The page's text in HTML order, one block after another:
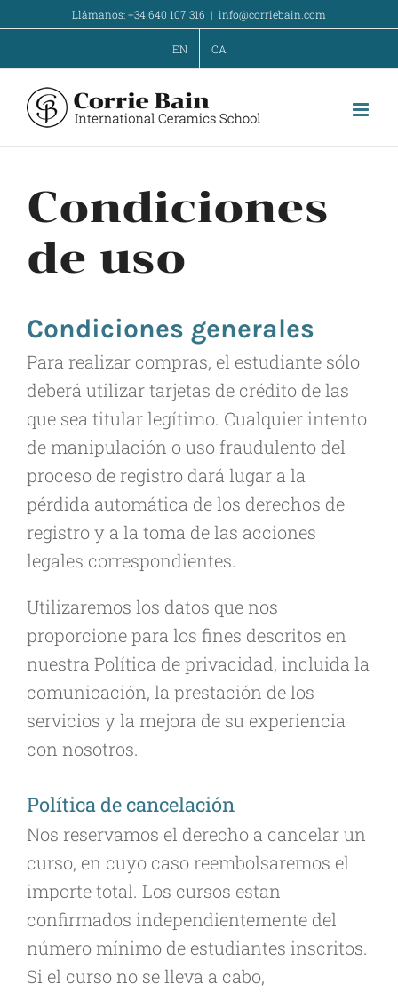
content
Llámanos: +34 640 107 316 | info@corriebain.com
EN CA
Condiciones
de uso
Condiciones generales
Para realizar compras, el estudiante sólo
deberá utilizar tarjetas de crédito de las
que sea titular legítimo. Cualquier intento
de manipulación o uso fraudulento del
proceso de registro dará lugar a la
pérdida automática de los derechos de
registro y a la toma de las acciones
legales correspondientes.
Utilizaremos los datos que nos
proporcione para los fines descritos en
nuestra Política de privacidad, incluida la
comunicación, la prestación de los
servicios y la mejora de su experiencia
con nosotros.
Política de cancelación
Nos reservamos el derecho a cancelar un
curso, en cuyo caso reembolsaremos el
importe total. Los cursos estan
confirmados independientemente del
número mínimo de estudiantes inscritos.
Si el curso no se lleva a cabo,